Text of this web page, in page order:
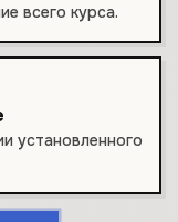
всего курса.
установленного